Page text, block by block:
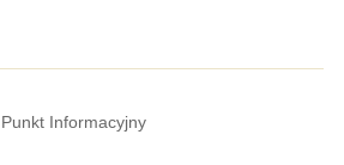
Punkt Informacyjny